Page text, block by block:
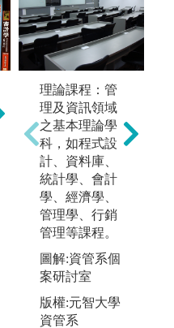
案例分析：以
理論為基礎，
引進相關個案
進行探討分
析，例如企業
購併、企業舞
弊、企業價值
衡量與分析、
管理決策制訂
等。
圖解:案例分析
例圖
版權:元智大學
理論課程：管
理及資訊領域
之基本理論學
科，如程式設
計、資料庫、
統計學、會計
學、經濟學、
管理學、行銷
管理等課程。
圖解:資管系個
案研討室
版權:元智大學
資管系